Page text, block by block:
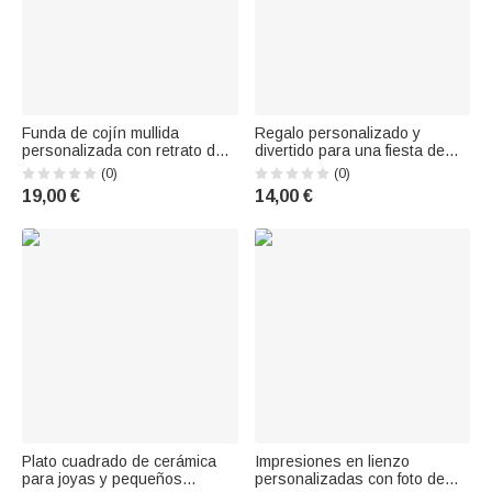
Funda de cojín mullida
personalizada con retrato de
mascota dibujado a mano al
estilo «doodle», con nombre;
decoración para el hogar;
Navidad para propietarios de
(0)
19,00 €
Regalo personalizado y
divertido para una fiesta de
cumpleaños: gorro con foto,
detalle para invitados, ideal
para la familia, niños, perros y
(0)
14,00 €
Plato cuadrado de cerámica
para joyas y pequeños
Impresiones en lienzo
personalizadas con foto de